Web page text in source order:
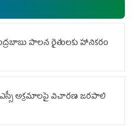
పాలన రైతులకు హానికరం
అక్రమాలపై విచారణ జరపాలి